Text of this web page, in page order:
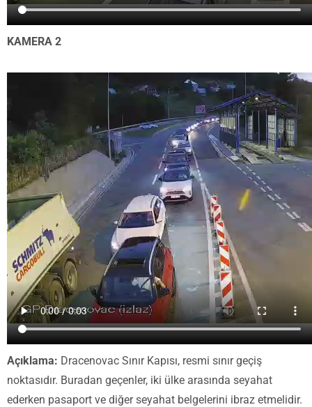
KAMERA 2
Açıklama: Dracenovac Sınır Kapısı, resmi sınır geçiş
noktasıdır. Buradan geçenler, iki ülke arasında seyahat
ederken pasaport ve diğer seyahat belgelerini ibraz etmelidir.